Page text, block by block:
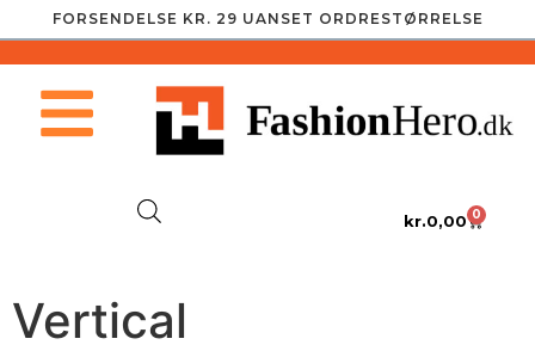
FORSENDELSE KR. 29 UANSET ORDRESTØRRELSE
kr.0,00 0
Vertical